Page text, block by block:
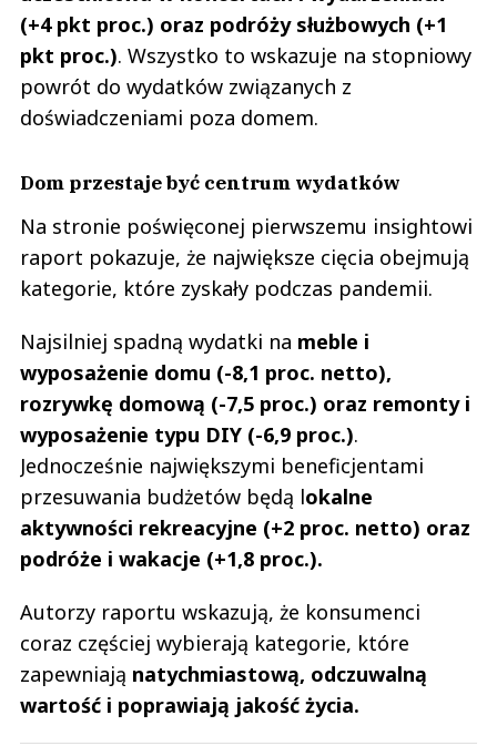
(+4 pkt proc.) oraz podróży służbowych (+1
pkt proc.). Wszystko to wskazuje na stopniowy
powrót do wydatków związanych z
doświadczeniami poza domem.
Dom przestaje być centrum wydatków
Na stronie poświęconej pierwszemu insightowi
raport pokazuje, że największe cięcia obejmują
kategorie, które zyskały podczas pandemii.
Najsilniej spadną wydatki na meble i
wyposażenie domu (-8,1 proc. netto),
rozrywkę domową (-7,5 proc.) oraz remonty i
wyposażenie typu DIY (-6,9 proc.).
Jednocześnie największymi beneficjentami
przesuwania budżetów będą lokalne
aktywności rekreacyjne (+2 proc. netto) oraz
podróże i wakacje (+1,8 proc.).
Autorzy raportu wskazują, że konsumenci
coraz częściej wybierają kategorie, które
zapewniają natychmiastową, odczuwalną
wartość i poprawiają jakość życia.